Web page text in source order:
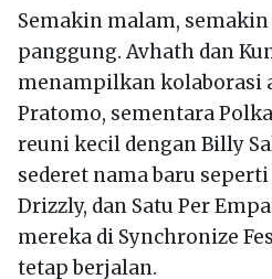
Semakin malam,
panggung. Avhath dan
menampilkan kolaborasi
Pratomo, sementara
reuni kecil dengan Billy
sederet nama baru
Drizzly, dan Satu Per
mereka di Synchronize
tetap berjalan.